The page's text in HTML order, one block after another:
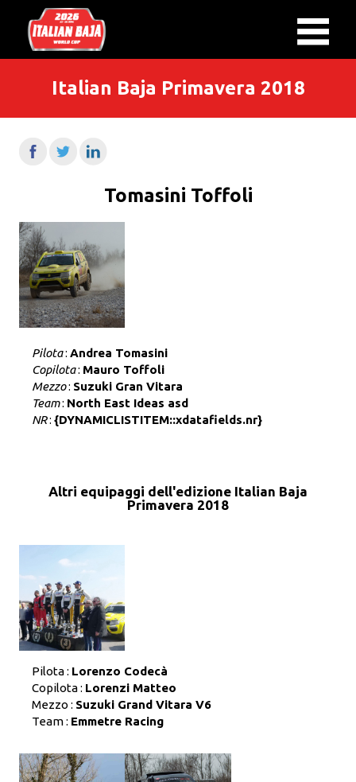
Italian Baja Primavera 2018
Tomasini Toffoli
Pilota: Andrea Tomasini
Copilota: Mauro Toffoli
Mezzo: Suzuki Gran Vitara
Team: North East Ideas asd
NR: {DYNAMICLISTITEM::xdatafields.nr}
Altri equipaggi dell'edizione Italian Baja
Primavera 2018
Pilota : Lorenzo Codecà
Copilota : Lorenzi Matteo
Mezzo : Suzuki Grand Vitara V6
Team : Emmetre Racing